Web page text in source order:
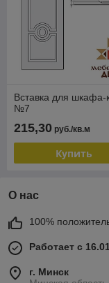
Вставка для шкафа-
№7
215,30 руб./кв.м
Купить
О нас
100%
Работает с
г. Минск